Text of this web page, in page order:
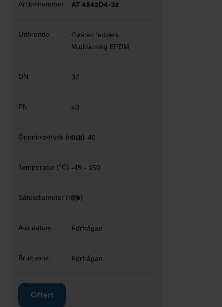
AT 4542D4-32
Gastätt lättverk,
Mjuktätning EPDM
32
40
0,1 - 40
-45 - 150
29
Förfrågan
Förfrågan
Offert